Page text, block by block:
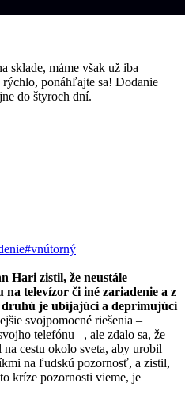
sklade, máme však už iba
ponáhľajte sa! Dodanie
do štyroch dní.
#vnútorný
Hari zistil, že neustále
televízor či iné zariadenie a z
je ubíjajúci a deprimujúci
svojpomocné riešenia –
telefónu –, ale zdalo sa, že
cestu okolo sveta, aby urobil
na ľudskú pozornosť, a zistil,
kríze pozornosti vieme, je